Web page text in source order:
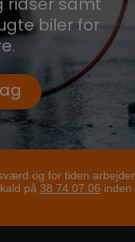
ridser samt
biler for
og for tiden arbejder
på 38 74 07 06 inden